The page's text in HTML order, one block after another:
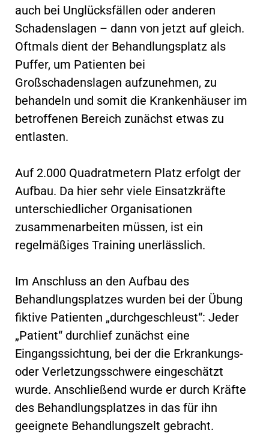
auch bei Unglücksfällen oder anderen
Schadenslagen – dann von jetzt auf gleich.
Oftmals dient der Behandlungsplatz als
Puffer, um Patienten bei
Großschadenslagen aufzunehmen, zu
behandeln und somit die Krankenhäuser im
betroffenen Bereich zunächst etwas zu
entlasten.
Auf 2.000 Quadratmetern Platz erfolgt der
Aufbau. Da hier sehr viele Einsatzkräfte
unterschiedlicher Organisationen
zusammenarbeiten müssen, ist ein
regelmäßiges Training unerlässlich.
Im Anschluss an den Aufbau des
Behandlungsplatzes wurden bei der Übung
fiktive Patienten „durchgeschleust“: Jeder
„Patient“ durchlief zunächst eine
Eingangssichtung, bei der die Erkrankungs-
oder Verletzungsschwere eingeschätzt
wurde. Anschließend wurde er durch Kräfte
des Behandlungsplatzes in das für ihn
geeignete Behandlungszelt gebracht.